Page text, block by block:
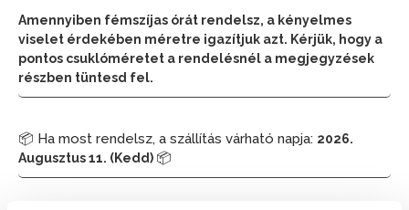
Amennyiben fémszíjas órát rendelsz, a kényelmes
viselet érdekében méretre igazítjuk azt. Kérjük, hogy a
pontos csuklóméretet a rendelésnél a megjegyzések
részben tüntesd fel.
📦 Ha most rendelsz, a szállítás várható napja: 2026.
Augusztus 11. (Kedd) 📦